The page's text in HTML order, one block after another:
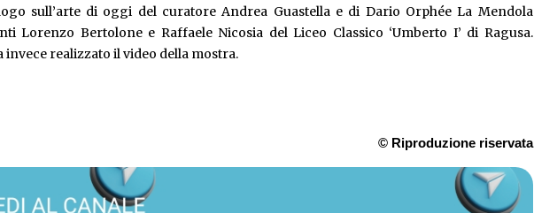
sull’arte di oggi del curatore Andrea Guastella e di Dario Orphée La Mendola
Lorenzo Bertolone e Raffaele Nicosia del Liceo Classico ‘Umberto I’ di Ragusa.
invece realizzato il video della mostra.
© Riproduzione riservata